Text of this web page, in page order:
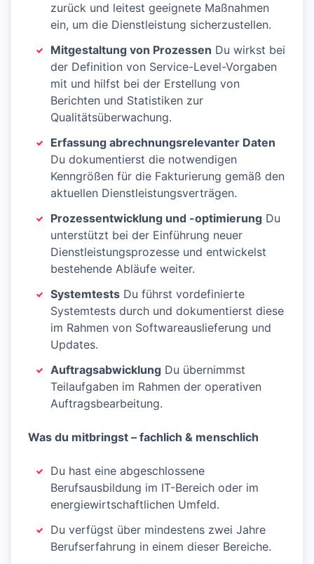
zurück und leitest geeignete Maßnahmen
ein, um die Dienstleistung sicherzustellen.
Mitgestaltung von Prozessen Du wirkst bei
der Definition von Service-Level-Vorgaben
mit und hilfst bei der Erstellung von
Berichten und Statistiken zur
Qualitätsüberwachung.
Erfassung abrechnungsrelevanter Daten
Du dokumentierst die notwendigen
Kenngrößen für die Fakturierung gemäß den
aktuellen Dienstleistungsverträgen.
Prozessentwicklung und -optimierung Du
unterstützt bei der Einführung neuer
Dienstleistungsprozesse und entwickelst
bestehende Abläufe weiter.
Systemtests Du führst vordefinierte
Systemtests durch und dokumentierst diese
im Rahmen von Softwareauslieferung und
Updates.
Auftragsabwicklung Du übernimmst
Teilaufgaben im Rahmen der operativen
Auftragsbearbeitung.
Was du mitbringst – fachlich & menschlich
Du hast eine abgeschlossene
Berufsausbildung im IT-Bereich oder im
energiewirtschaftlichen Umfeld.
Du verfügst über mindestens zwei Jahre
Berufserfahrung in einem dieser Bereiche.